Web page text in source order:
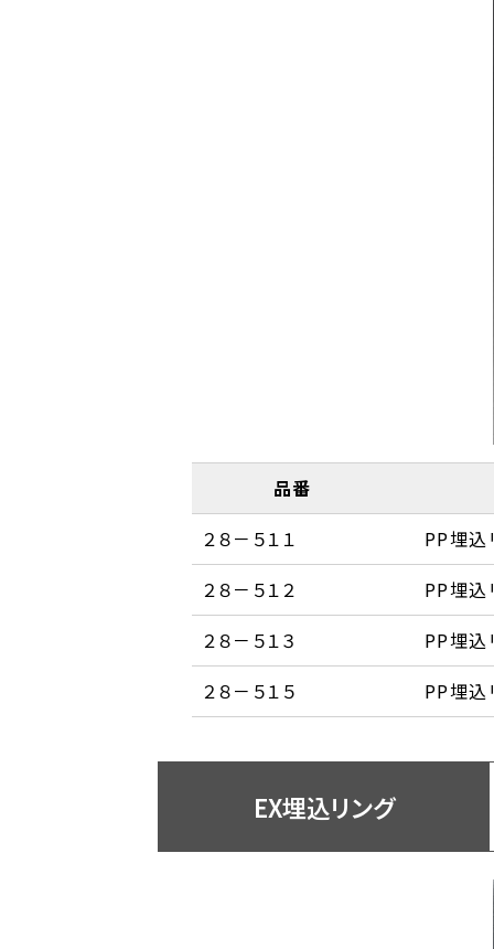
品番
２８－５１１
PP埋込
２８－５１２
PP埋込
２８－５１３
PP埋込
２８－５１５
PP埋
EX埋込リング